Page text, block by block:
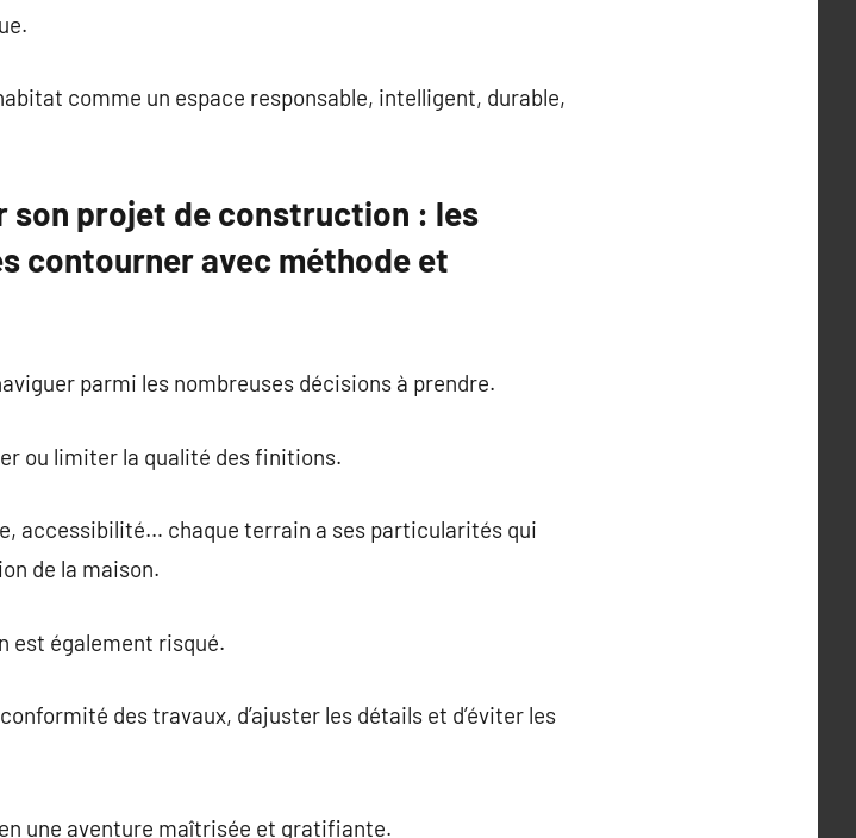
comme un espace responsable, intelligent, durable,
son projet de construction : les
contourner avec méthode et
parmi les nombreuses décisions à prendre.
ou limiter la qualité des finitions.
accessibilité… chaque terrain a ses particularités qui
de la maison.
est également risqué.
des travaux, d’ajuster les détails et d’éviter les
une aventure maîtrisée et gratifiante.